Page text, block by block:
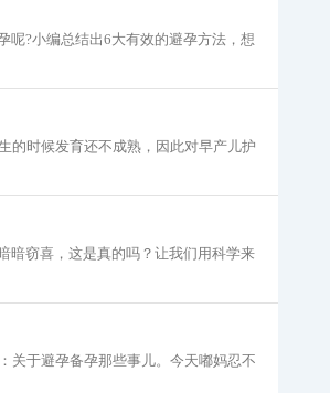
呢?小编总结出6大有效的避孕方法，想
的时候发育还不成熟，因此对早产儿护
暗窃喜，这是真的吗？让我们用科学来
关于避孕备孕那些事儿。今天嘟妈忍不